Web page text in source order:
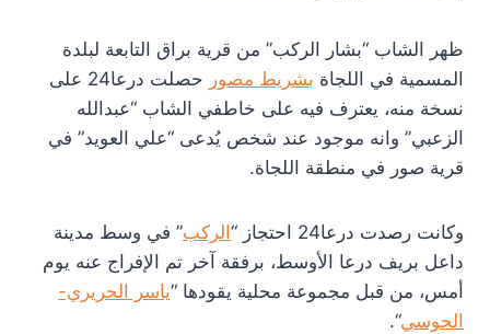
ظهر الشاب “بشار الركب” من قرية براق التابعة لبلدة
المسمية في اللجاة بشريط مصور
حصلت درعا24 على
نسخة منه، يعترف فيه على خاطفي الشاب “عبدالله
الزعبي” وانه موجود عند شخص يُدعى “علي العويد” في
قرية صور في منطقة اللجاة.
وكانت رصدت درعا24 احتجاز “ الركب” في وسط مدينة
داعل بريف درعا الأوسط، برفقة آخر تم الإفراج عنه يوم
أمس، من قبل مجموعة محلية يقودها “ياسر الحريري-
الحوسي“.